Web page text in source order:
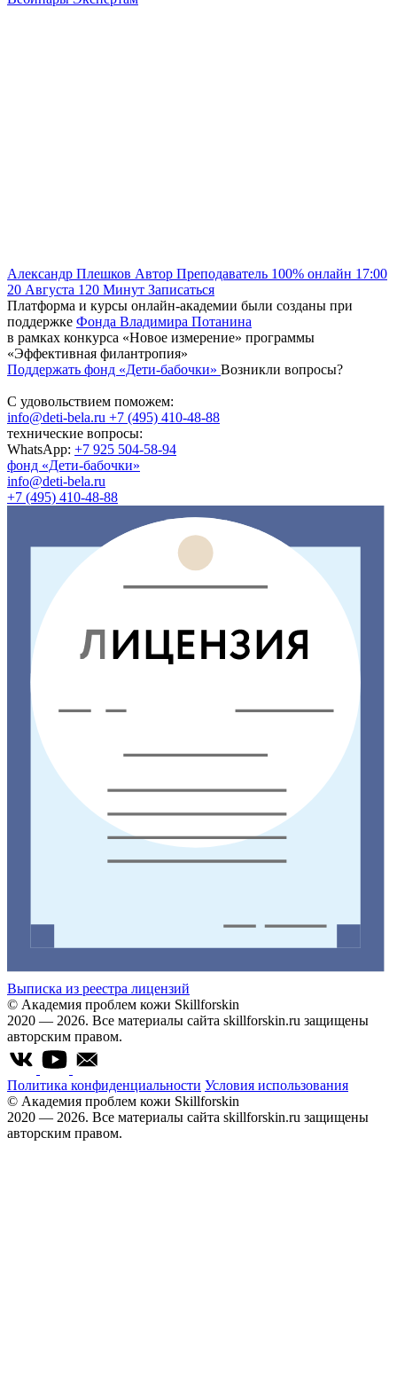
Александр Плешков Автор Преподаватель 100% онлайн 17:00
20 Августа 120 Минут Записаться
Платформа и курсы онлайн-академии были созданы при
поддержке Фонда Владимира Потанина
в рамках конкурса «Новое измерение» программы
«Эффективная филантропия»
Поддержать фонд «Дети-бабочки» Возникли вопросы?
С удовольствием поможем:
info@deti-bela.ru +7 (495) 410-48-88
технические вопросы:
WhatsApp: +7 925 504-58-94
фонд «Дети-бабочки»
info@deti-bela.ru
+7 (495) 410-48-88
Выписка из реестра лицензий
© Академия проблем кожи Skillforskin
2020 — 2026. Все материалы сайта skillforskin.ru защищены
авторским правом.
Политика конфиденциальности Условия использования
© Академия проблем кожи Skillforskin
2020 — 2026. Все материалы сайта skillforskin.ru защищены
авторским правом.